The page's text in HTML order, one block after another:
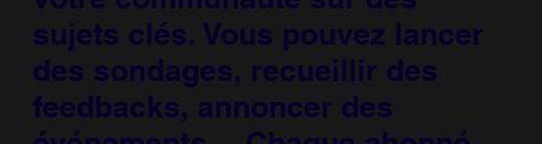
sujets clés. Vous pouvez lancer
des sondages, recueillir des
feedbacks, annoncer des